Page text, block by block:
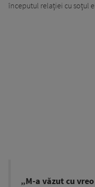
începutul relației cu soțul
„M-a văzut cu